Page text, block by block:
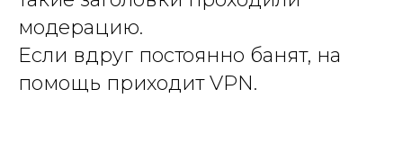
модерацию.
Если вдруг постоянно банят, на
помощь приходит VPN.